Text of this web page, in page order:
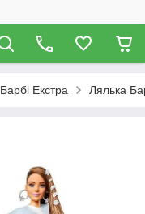
Барбі Екстра Лялька